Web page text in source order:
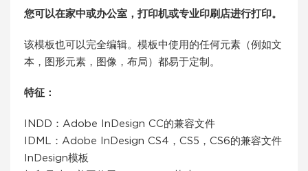
您可以在家中或办公室，打印机或专业印刷店进行打印。
该模板也可以完全编辑。模板中使用的任何元素（例如文
本，图形元素，图像，布局）都易于定制。
特征：
INDD：Adobe InDesign CC的兼容文件
IDML：Adobe InDesign CS4，CS5，CS6的兼容文件
InDesign模板